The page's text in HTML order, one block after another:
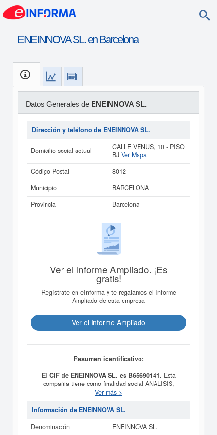
ENEINNOVA SL. en Barcelona
Datos Generales de ENEINNOVA SL.
Dirección y teléfono de ENEINNOVA SL.
Domicilio social actual
CALLE VENUS, 10 - PISO
BJ Ver Mapa
Código Postal
8012
Municipio
BARCELONA
Provincia
Barcelona
Ver el Informe Ampliado. ¡Es
gratis!
Regístrate en eInforma y te regalamos el Informe
Ampliado de esta empresa
Ver el Informe Ampliado
Resumen identificativo:
El CIF de ENEINNOVA SL. es B65690141. Esta
compañia tiene como finalidad social ANALISIS,
DESARROLLO, MANTENIMIENTO Y
COMERCIALIZACION, DISTRIBUCION, VENTA Y
COMISIONADO DE SOLUCIONES DE ILUMINACINO Y
EFICIENCIA ENERGETICA. ETC, teniendo como fecha
Ver más >
Información de ENEINNOVA SL.
Denominación
ENEINNOVA SL.